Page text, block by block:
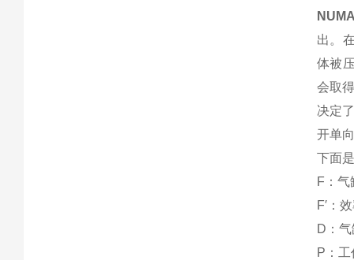
出。
体被
会取
决定
开单
下面
F：气
F′：
D：
P：